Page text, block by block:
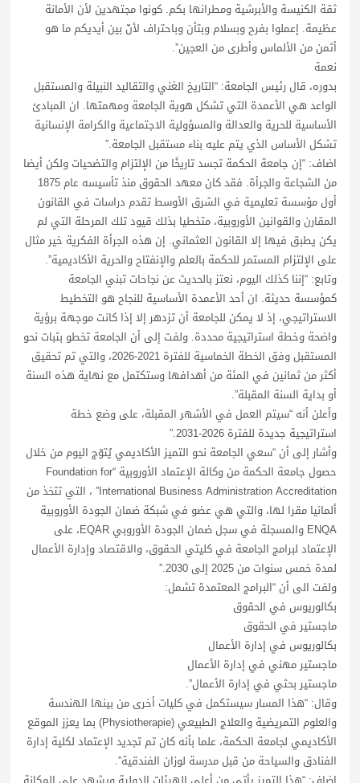
ثقة الكنيسة والأبرشية ومطرانها بكم. كونوا مجتهدين لأن الأمانة
عظيمة. إعملوا بفرح وبسلام وبتأن وباحتراف لأنّ بين أيديكم ما هو
أثمن من الألماس وأطرى من العجين”.
نعمة
بدوره، قال رئيس الجامعة: “التاريخ الغني والتقاليد النبيلة والمستقبل
الواعد هي الأعمدة التي تشكل هوية الجامعة ومهمتها. ان المبادئ
الأساسية للحرية والعدالة والمسؤولية الاجتماعية والكرامة الإنسانية
تشكل الأساس الذي يتم عليه بناء مستقبل الجامعة.”
اضاف: “إن جامعة الحكمة تجسد تاريخًا من الإلتزام والتضحيات ولكن أيضا
من الشجاعة والجرأة. فقد كان معهد الحقوق منذ تأسيسه عام 1875
أول مؤسسة تعليمية في الشرق الأوسط تقدم دراسات في القانون
المقارن والقوانين الأوروبية، متخطيا بذلك قيود تلك المرحلة التي لم
يكن يطبق فيها إلا القانون العثماني. إن هذه الجرأة الفكرية خير مثال
على الإلتزام المستمر للحكمة بالعلم والإنفتاح والحرية الأكاديمية”.
وتابع: “إننا كذلك اليوم، نعتز بالحديث عن نجاحات تبني الجامعة
كمؤسسة حديثة. ان أحد الأعمدة الأساسية للنجاح هو التخطيط
الاستراتيجي، إذ لا يمكن للجامعة أن تزدهر إلا إذا كانت موجهة برؤية
واضحة وخطة استراتيجية محددة. ولفت إلى أن الجامعة تخطو بثبات نحو
المستقبل وفق الخطة الخماسية للفترة 2021-2026، والتي تم تحقيق
أكثر من ثمانين في المئة من أهدافها وستكتمل مع نهاية هذه السنة
أو بداية السنة المقبلة”.
وأعلن أنه “سيتم العمل في الأشهر المقبلة، على وضع خطة
استراتيجية جديدة للفترة 2026-2031.”
وأشار إلى أن “سعي الجامعة نحو التميز الأكاديمي يُتوّج اليوم من خلال
حصول جامعة الحكمة من وكالة الإعتماد الأوروبية “Foundation for
International Business Administration Accreditation” ، التي تتخذ من
ألمانيا مقرا لها، والتي هي عضو في شبكة ضمان الجودة الأوروبية
ENQA والمسجلة في سجل ضمان الجودة الأوروبي EQAR، على
الإعتماد لبرامج الجامعة في كليتي الحقوق، والاقتصاد وإدارة الأعمال
لمدة خمس سنوات من 2025 إلى 2030.”
ولفت الى أن “البرامج المعتمدة تشمل:
بكالوريوس في الحقوق
ماجستير في الحقوق
بكالوريوس في إدارة الأعمال
ماجستير مهني في إدارة الأعمال
ماجستير بحثي في إدارة الأعمال”.
وقال: “هذا المسار سيستكمل في كليات أخرى من بينها الهندسة
والعلوم التمريضية والعلاج الطبيعي (Physiotherapie) بما يعزز الموقع
الأكاديمي لجامعة الحكمة، علما بأنه كان تم تجديد الإعتماد لكلية إدارة
الفنادق والسياحة من قبل مدرسة لوزان الفندقية”.